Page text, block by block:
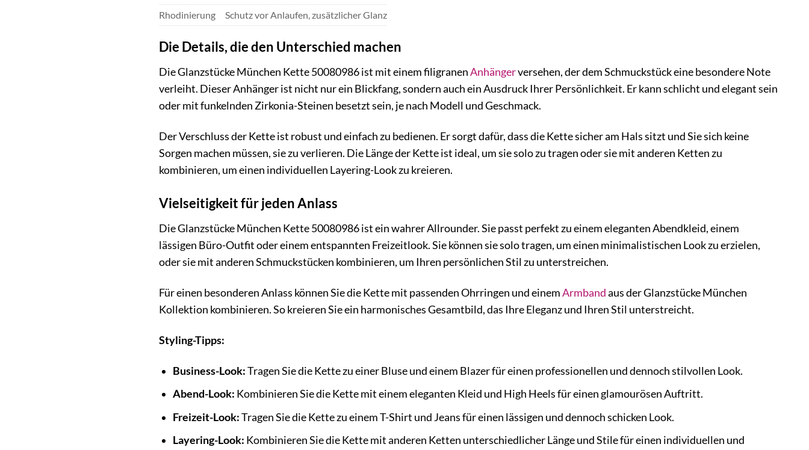
Rhodinierung
Schutz vor Anlaufen, zusätzlicher Glanz
Die Details, die den Unterschied machen
Die Glanzstücke München Kette 50080986 ist mit einem filigranenAnhängerversehen, der dem Schmuckstück eine besondere Note
verleiht. Dieser Anhänger ist nicht nur ein Blickfang, sondern auch ein Ausdruck Ihrer Persönlichkeit. Er kann schlicht und elegant sein
oder mit funkelnden Zirkonia-Steinen besetzt sein, je nach Modell und Geschmack.
Der Verschluss der Kette ist robust und einfach zu bedienen. Er sorgt dafür, dass die Kette sicher am Hals sitzt und Sie sich keine
Sorgen machen müssen, sie zu verlieren. Die Länge der Kette ist ideal, um sie solo zu tragen oder sie mit anderen Ketten zu
kombinieren, um einen individuellen Layering-Look zu kreieren.
Vielseitigkeit für jeden Anlass
Die Glanzstücke München Kette 50080986 ist ein wahrer Allrounder. Sie passt perfekt zu einem eleganten Abendkleid, einem
lässigen Büro-Outfit oder einem entspannten Freizeitlook. Sie können sie solo tragen, um einen minimalistischen Look zu erzielen,
oder sie mit anderen Schmuckstücken kombinieren, um Ihren persönlichen Stil zu unterstreichen.
Für einen besonderen Anlass können Sie die Kette mit passenden Ohrringen und einemArmbandaus der Glanzstücke München
Kollektion kombinieren. So kreieren Sie ein harmonisches Gesamtbild, das Ihre Eleganz und Ihren Stil unterstreicht.
Styling-Tipps:
Business-Look:Tragen Sie die Kette zu einer Bluse und einem Blazer für einen professionellen und dennoch stilvollen Look.
Abend-Look: Kombinieren Sie die Kette mit einem eleganten Kleid und High Heels für einen glamourösen Auftritt.
Freizeit-Look:Tragen Sie die Kette zu einem T-Shirt und Jeans für einen lässigen und dennoch schicken Look.
Layering-Look: Kombinieren Sie die Kette mit anderen Ketten unterschiedlicher Länge und Stile für einen individuellen und